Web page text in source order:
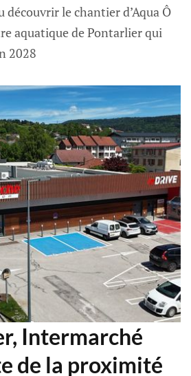
le chantier d’Aqua Ô
aquatique de Pontarlier qui
2028
Intermarché
de la proximité